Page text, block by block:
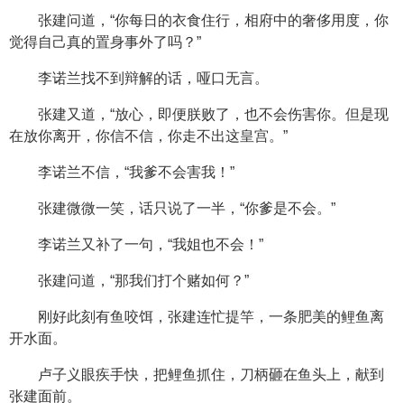
张建问道，“你每日的衣食住行，相府中的奢侈用度，你
觉得自己真的置身事外了吗？”
李诺兰找不到辩解的话，哑口无言。
张建又道，“放心，即便朕败了，也不会伤害你。但是现
在放你离开，你信不信，你走不出这皇宫。”
李诺兰不信，“我爹不会害我！”
张建微微一笑，话只说了一半，“你爹是不会。”
李诺兰又补了一句，“我姐也不会！”
张建问道，“那我们打个赌如何？”
刚好此刻有鱼咬饵，张建连忙提竿，一条肥美的鲤鱼离
开水面。
卢子义眼疾手快，把鲤鱼抓住，刀柄砸在鱼头上，献到
张建面前。